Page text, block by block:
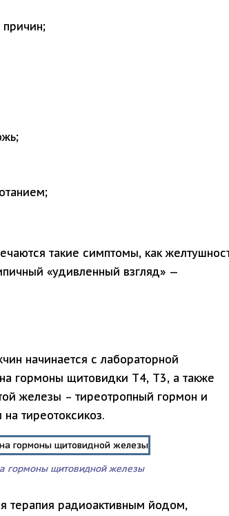
такие симптомы, как
«удивленный взгляд» —
начинается с лабораторной
гормоны щитовидки Т4, Т3, а также
железы – тиреотропный гормон и
тиреотоксикоз.
гормоны щитовидной железы
терапия радиоактивным йодом,